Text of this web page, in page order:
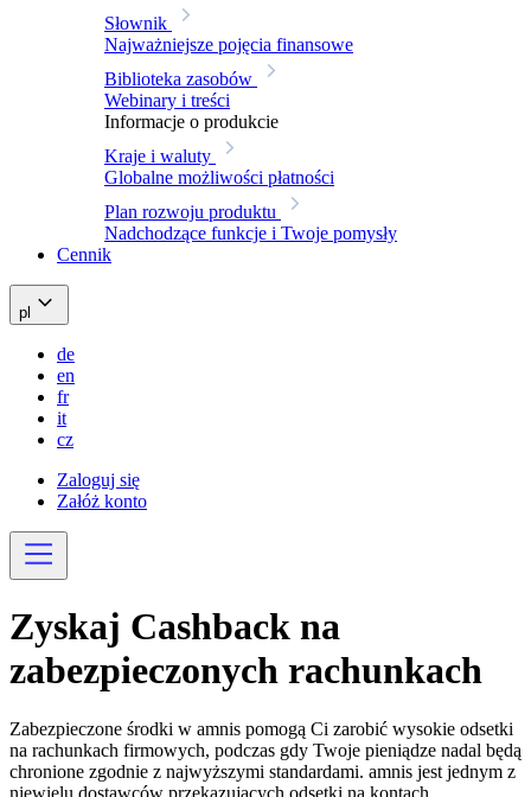
Słownik
Najważniejsze pojęcia finansowe
Biblioteka zasobów
Webinary i treści
Informacje o produkcie
Kraje i waluty
Globalne możliwości płatności
Plan rozwoju produktu
Nadchodzące funkcje i Twoje pomysły
Cennik
pl
de
en
fr
it
cz
Zaloguj się
Załóż konto
Zyskaj Cashback na
zabezpieczonych rachunkach
Zabezpieczone środki w amnis pomogą Ci zarobić wysokie odsetki
na rachunkach firmowych, podczas gdy Twoje pieniądze nadal będą
chronione zgodnie z najwyższymi standardami. amnis jest jednym z
niewielu dostawców przekazujących odsetki na kontach